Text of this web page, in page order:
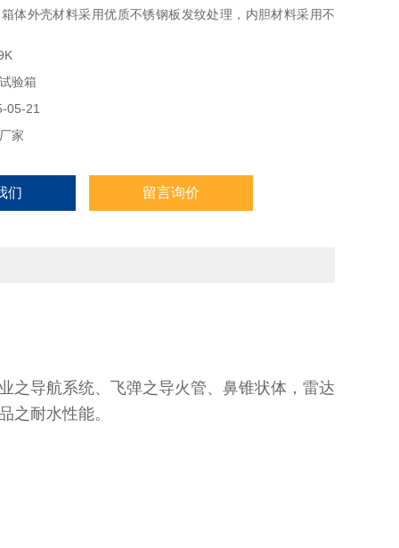
体外壳材料采用优质不锈钢板发纹处理，内胆材料采用不
验箱
05-21
家
们 留言询价
之导航系统、飞弹之导火管、鼻锥状体，雷达
之耐水性能。